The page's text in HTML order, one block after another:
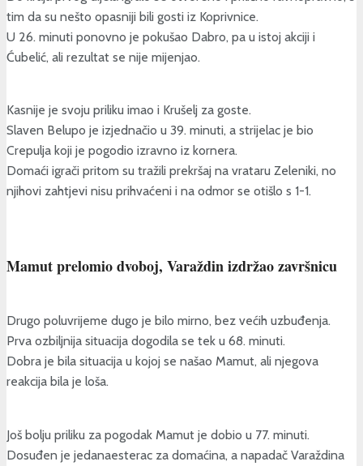
tim da su nešto opasniji bili gosti iz Koprivnice.
U 26. minuti ponovno je pokušao Dabro, pa u istoj akciji i
Ćubelić, ali rezultat se nije mijenjao.
Kasnije je svoju priliku imao i Krušelj za goste.
Slaven Belupo je izjednačio u 39. minuti, a strijelac je bio
Crepulja koji je pogodio izravno iz kornera.
Domaći igrači pritom su tražili prekršaj na vrataru Zeleniki, no
njihovi zahtjevi nisu prihvaćeni i na odmor se otišlo s 1-1.
Mamut prelomio dvoboj, Varaždin izdržao završnicu
Drugo poluvrijeme dugo je bilo mirno, bez većih uzbuđenja.
Prva ozbiljnija situacija dogodila se tek u 68. minuti.
Dobra je bila situacija u kojoj se našao Mamut, ali njegova
reakcija bila je loša.
Još bolju priliku za pogodak Mamut je dobio u 77. minuti.
Dosuđen je jedanaesterac za domaćina, a napadač Varaždina